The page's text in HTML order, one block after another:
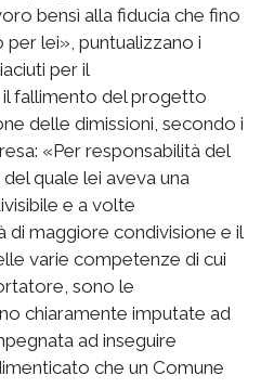
bensì alla fiducia che fino
lei», puntualizzano i
per il
fallimento del progetto
delle dimissioni, secondo i
«Per responsabilità del
quale lei aveva una
e a volte
di maggiore condivisione e il
varie competenze di cui
sono le
chiaramente imputate ad
ad inseguire
che un Comune